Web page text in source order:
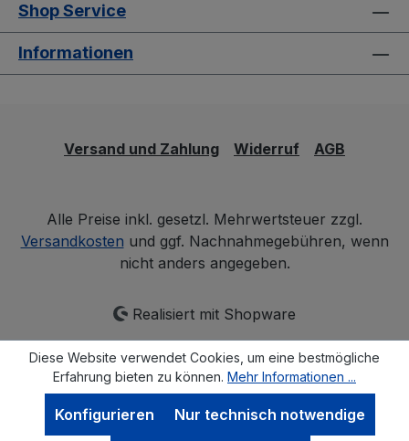
Shop Service
Informationen
Versand und Zahlung Widerruf AGB
Alle Preise inkl. gesetzl. Mehrwertsteuer zzgl.
Versandkosten und ggf. Nachnahmegebühren, wenn
nicht anders angegeben.
Realisiert mit Shopware
Diese Website verwendet Cookies, um eine bestmögliche
Erfahrung bieten zu können. Mehr Informationen ...
Nur technisch notwendige
Konfigurieren